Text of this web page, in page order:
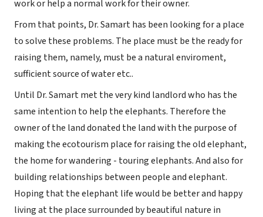
work or help a normal work for their owner.
From that points, Dr. Samart has been looking for a place
to solve these problems. The place must be the ready for
raising them, namely, must be a natural enviroment,
sufficient source of water etc..
Until Dr. Samart met the very kind landlord who has the
same intention to help the elephants. Therefore the
owner of the land donated the land with the purpose of
making the ecotourism place for raising the old elephant,
the home for wandering - touring elephants. And also for
building relationships between people and elephant.
Hoping that the elephant life would be better and happy
living at the place surrounded by beautiful nature in